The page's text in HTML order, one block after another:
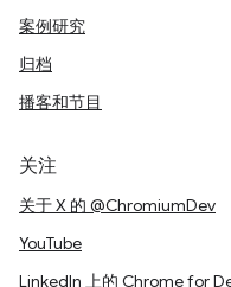
案例研究
归档
播客和节目
关注
关于 X 的 @ChromiumDev
YouTube
LinkedIn 上的 Chrome for